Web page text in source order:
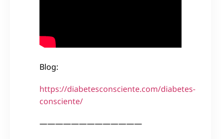
Blog:
https://diabetesconsciente.com/diabetes-
consciente/
—————————————